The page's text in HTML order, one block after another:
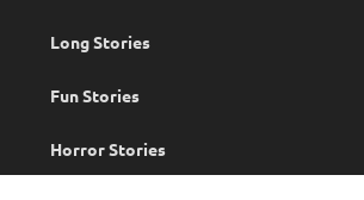
Long Stories
Fun Stories
Horror Stories